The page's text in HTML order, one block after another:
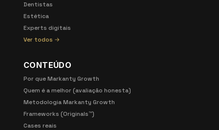
Dentistas
Estética
Experts digitais
Ver todos →
CONTEÚDO
Por que Markanty Growth
Quem é a melhor (avaliação honesta)
Metodologia Markanty Growth
Frameworks (Originals™)
Cases reais